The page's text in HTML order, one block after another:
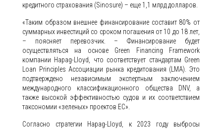
кредитного страхования (Sinosure) – еще 1,1 млрд долларов.
«Таким образом внешнее финансирование составит 80% от
суммарных инвестиций со сроком погашения от 10 до 18 лет,
– поясняет перевозчик. – Финансирование будет
осуществляться на основе Green Financing Framework
компании Hapag-Lloyd, что соответствует стандартам Green
Loan Principles Ассоциации рынка кредитования (LMA). Это
подтверждено независимым экспертным заключением
международного классификационного общества DNV, а
также высокой эффективностью судов и их соответствием
таксономии «зеленых» проектов ЕС».
Согласно стратегии Hapag-Lloyd, к 2023 году выбросы